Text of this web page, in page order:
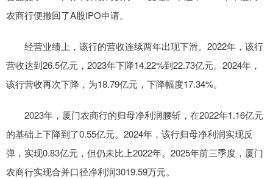
农商行便撤回了A股IPO申请。
经营业绩上，该行的营收连续两年出现下滑。2022年，该行
营收达到26.5亿元，2023年下降14.22%到22.73亿元。2024年，
该行营收再次下降，为18.79亿元，下降幅度17.34%。
2023年，厦门农商行的归母净利润腰斩，在2022年1.16亿元
的基础上下降到了0.55亿元。2024年，该行归母净利润实现反
弹，实现0.83亿元，但仍未比上2022年。2025年前三季度，厦门
农商行实现合并口径净利润3019.59万元。